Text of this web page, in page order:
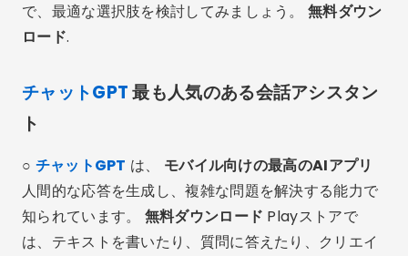
で、最適な選択肢を検討してみましょう。 無料ダウン
ロード.
チャットGPT最も人気のある会話アシスタン
ト
○ チャットGPT は、 モバイル向けの最高のAIアプリ
人間的な応答を生成し、複雑な問題を解決する能力で
知られています。 無料ダウンロード Playストアで
は、テキストを書いたり、質問に答えたり、クリエイ